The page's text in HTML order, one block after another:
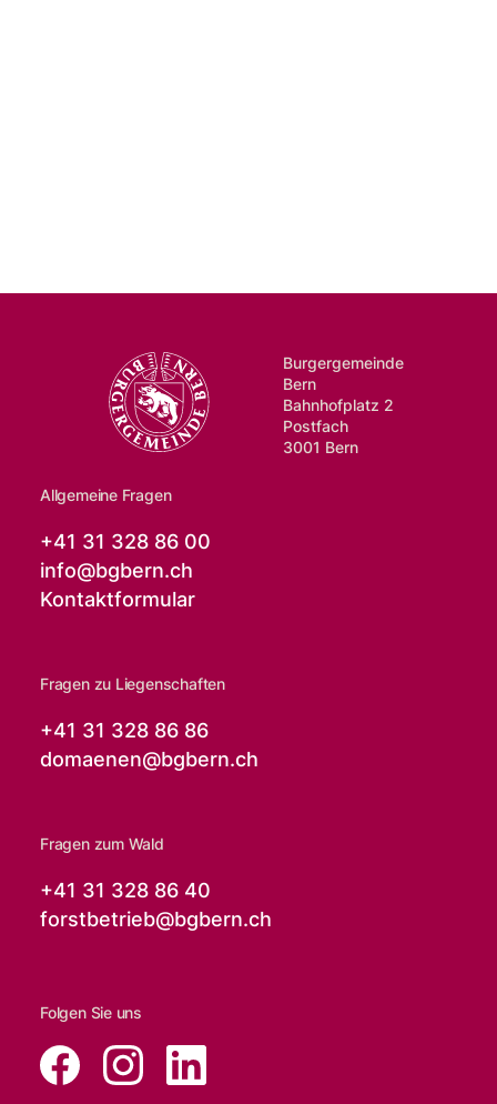
Burgergemeinde
Bern
Bahnhofplatz 2
Postfach
3001 Bern
Allgemeine Fragen
+41 31 328 86 00
info@bgbern.ch
Kontaktformular
Fragen zu Liegenschaften
+41 31 328 86 86
domaenen@bgbern.ch
Fragen zum Wald
+41 31 328 86 40
forstbetrieb@bgbern.ch
Folgen Sie uns